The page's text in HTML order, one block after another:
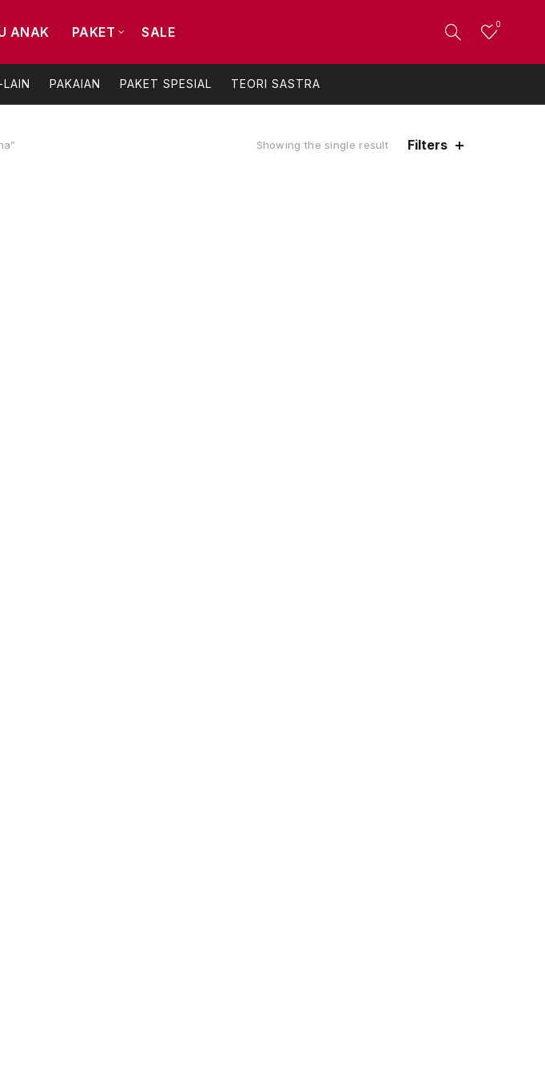
ANAK PAKET SALE 0
PAKAIAN PAKET SPESIAL TEORI SASTRA
Showing the single result Filters